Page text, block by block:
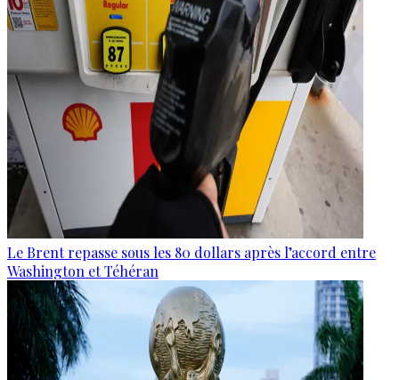
Le Brent repasse sous les 80 dollars après l’accord entre
Washington et Téhéran